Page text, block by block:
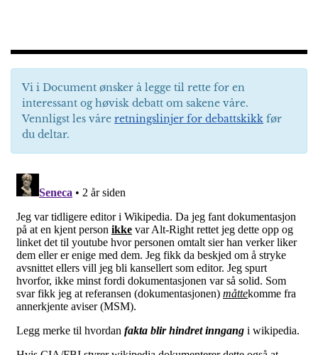
Vi i Document ønsker å legge til rette for en
interessant og høvisk debatt om sakene våre.
Vennligst les våre retningslinjer for debattskikk før
du deltar.